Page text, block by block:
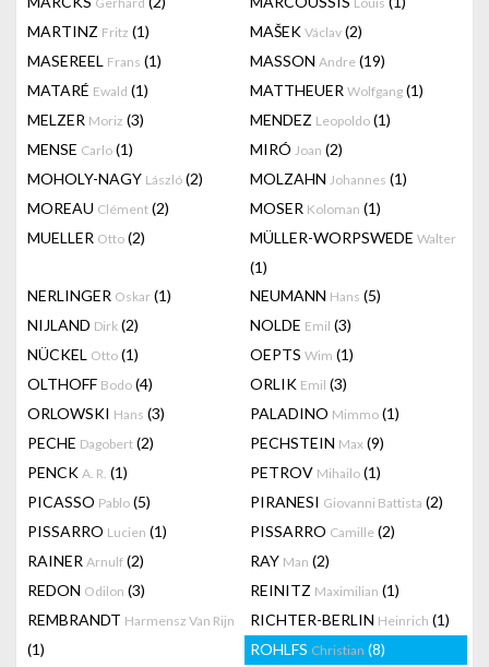
MARTINZ Fritz (1) MAŠEK Václav (2)
MASEREEL Frans (1) MASSON Andre (19)
MATARÉ Ewald (1) MATTHEUER Wolfgang (1)
MELZER Moriz (3) MENDEZ Leopoldo (1)
MENSE Carlo (1) MIRÓ Joan (2)
MOHOLY-NAGY László (2) MOLZAHN Johannes (1)
MOREAU Clément (2) MOSER Koloman (1)
MUELLER Otto (2) MÜLLER-WORPSWEDE Walter
(1)
NERLINGER Oskar (1) NEUMANN Hans (5)
NIJLAND Dirk (2) NOLDE Emil (3)
NÜCKEL Otto (1) OEPTS Wim (1)
OLTHOFF Bodo (4) ORLIK Emil (3)
ORLOWSKI Hans (3) PALADINO Mimmo (1)
PECHE Dagobert (2) PECHSTEIN Max (9)
PENCK A. R. (1) PETROV Mihailo (1)
PICASSO Pablo (5) PIRANESI Giovanni Battista (2)
PISSARRO Lucien (1) PISSARRO Camille (2)
RAINER Arnulf (2) RAY Man (2)
REDON Odilon (3) REINITZ Maximilian (1)
REMBRANDT Harmensz Van Rijn
(1)
RICHTER-BERLIN Heinrich (1)
ROHLFS Christian (8)